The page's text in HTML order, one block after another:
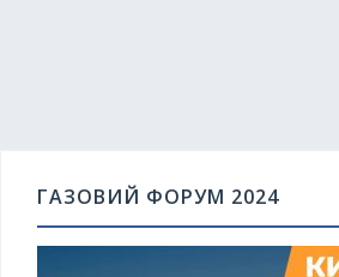
ГАЗОВИЙ ФОРУМ 2024